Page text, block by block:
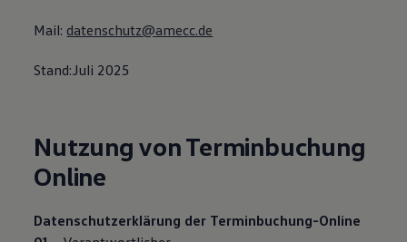
Mail: datenschutz@amecc.de
Stand:Juli 2025
Nutzung von Terminbuchung
Online
Datenschutzerklärung der Terminbuchung-Online